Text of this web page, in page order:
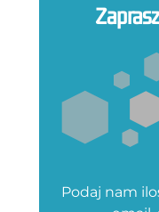
Podaj nam